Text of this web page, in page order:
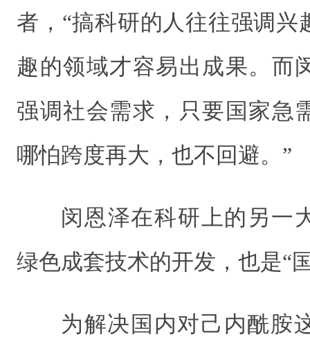
者，“搞科研的人往往强调兴
趣的领域才容易出成果。而
强调社会需求，只要国家急
哪怕跨度再大，也不回避。”
闵恩泽在科研上的另
绿色成套技术的开发，也是“
为解决国内对己内酰胺